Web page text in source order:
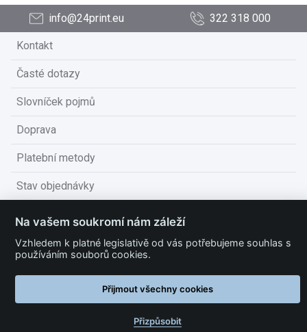
info@24print.eu 322 318 000
Kontakt
Časté dotazy
Slovníček pojmů
Doprava
Platební metody
Stav objednávky
Technické podmínky
Na vašem soukromí nám záleží
Vzhledem k platné legislativě od vás potřebujeme souhlas s
používáním souborů cookies.
Přijmout všechny cookies
Přizpůsobit